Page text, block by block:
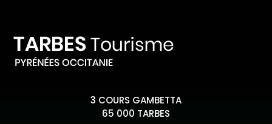
3 COURS GAMBETTA
65 000 TARBES